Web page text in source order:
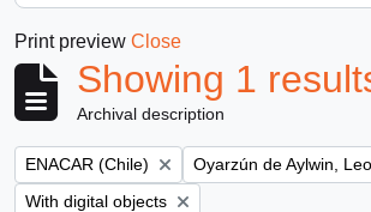
Print preview Close
Showing 1
Archival description
Remove filter:
ENACAR (Chile) Remove filter:
Oyarzún de Aylwin,
Remove filter:
With digital objects